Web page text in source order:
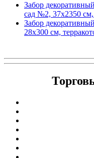
Забор
сад №2, 37х2350
Забор
28х300 см,